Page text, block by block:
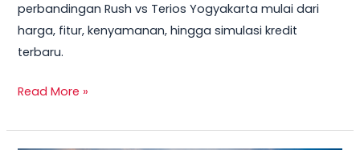
perbandingan Rush vs Terios Yogyakarta mulai dari
harga, fitur, kenyamanan, hingga simulasi kredit
terbaru.
Read More »